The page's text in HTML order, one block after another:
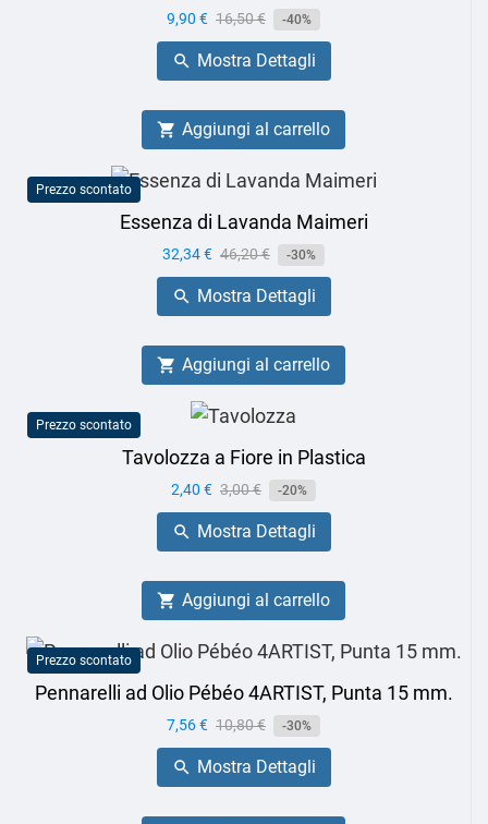
Prezzo
9,90 € Prezzo
base
16,50 € -40%
 Mostra Dettagli
 Aggiungi al carrello
Prezzo scontato
Essenza di Lavanda Maimeri
Prezzo
32,34 € Prezzo
base
46,20 € -30%
 Mostra Dettagli
 Aggiungi al carrello
Prezzo scontato
Tavolozza a Fiore in Plastica
Prezzo
2,40 € Prezzo
base
3,00 € -20%
 Mostra Dettagli
 Aggiungi al carrello
Prezzo scontato
Pennarelli ad Olio Pébéo 4ARTIST, Punta 15 mm.
Prezzo
7,56 € Prezzo
base
10,80 € -30%
 Mostra Dettagli